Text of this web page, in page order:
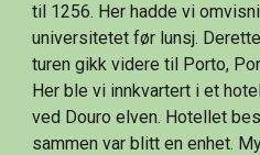
til 1256. Her hadde vi
universitetet før lunsj.
turen gikk videre til Porto,
Her ble vi innkvartert i et
ved Douro elven. Hotellet
sammen var blitt en enhet.